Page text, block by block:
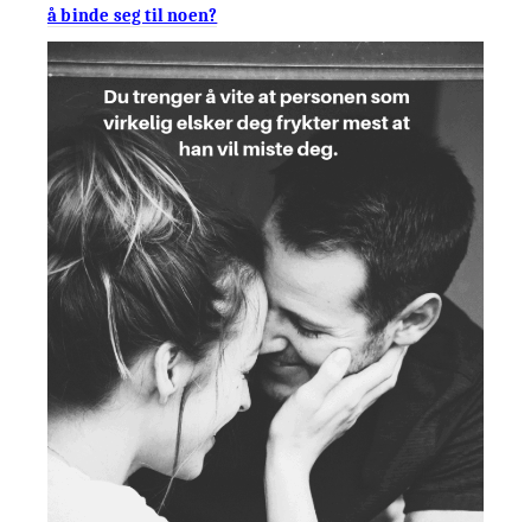
å binde seg til noen?